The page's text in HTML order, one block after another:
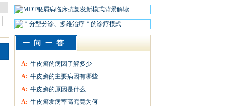
一问一答
A: 牛皮癣的病因了解多少
A: 牛皮癣的主要病因有哪些
A: 牛皮癣的原因是什么
A: 牛皮癣发病率高究竟为何